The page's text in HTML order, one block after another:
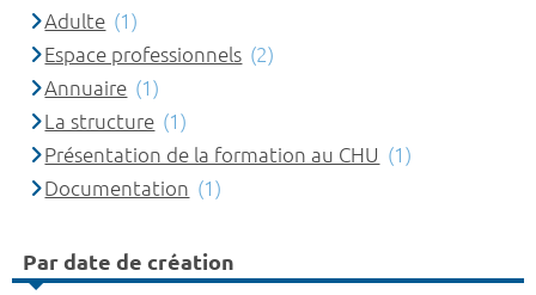
Adulte (1)
Espace professionnels (2)
Annuaire (1)
La structure (1)
Présentation de la formation au CHU (1)
Documentation (1)
Par date de création